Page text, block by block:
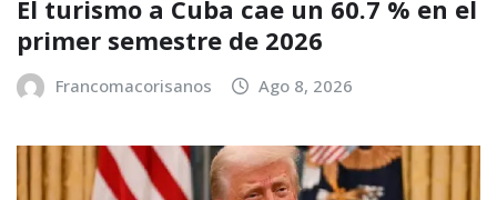
El turismo a Cuba cae un 60.7 % en el
primer semestre de 2026
Francomacorisanos Ago 8, 2026